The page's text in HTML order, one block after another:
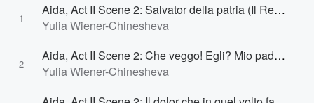
1
Aida, Act II Scene 2: Salvator della patria (Il Re, Radames, Ramfis, Sacerdoti)
Yulia Wiener-Chinesheva
2
Aida, Act II Scene 2: Che veggo! Egli? Mio padre! … Anch'io pugnai … Ma tu, Re, Tu signore possente (Aida, Amneris, Amonasro, Il Re, Schiave, Prigionieri, Ramfis, Sacerdoti, Popolo)
Yulia Wiener-Chinesheva